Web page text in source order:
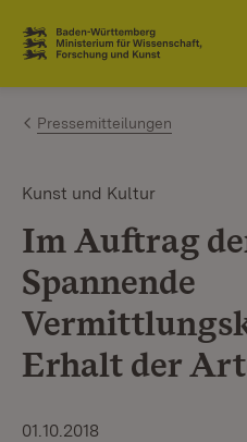
Zum Inhalt springen
Link zur Startseite
Pressemitteilungen
Kunst und Kultur
Im Auftrag
Spannende
Erhalt der
01.10.2018